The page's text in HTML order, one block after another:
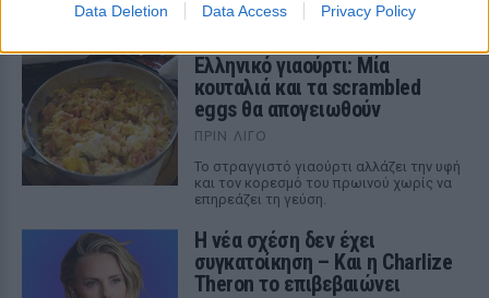
Data Deletion Data Access Privacy Policy
ΣΤΗΝ ΙΔΙΑ ΚΑΤΗΓΟΡΙΑ
Ελληνικό γιαούρτι: Μία
κουταλιά και τα scrambled
eggs θα απογειωθούν
ΠΡΙΝ ΛΊΓΟ
Το στραγγιστό γιαούρτι αλλάζει την υφή
και τον κορεσμό του πρωινού χωρίς να
επηρεάζει τη γεύση.
Η νέα σχέση δεν έχει
συγκατοίκηση – Και η Charlize
Theron το επιβεβαιώνει